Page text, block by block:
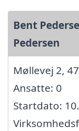
Bent
Pedersen
Møllevej 2,
Ansatte: 0
Startdato: